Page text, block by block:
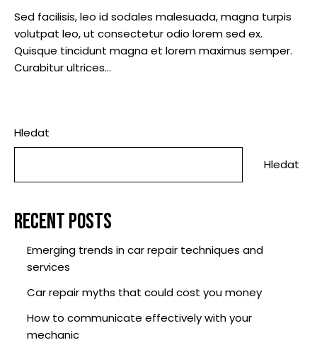
Sed facilisis, leo id sodales malesuada, magna turpis
volutpat leo, ut consectetur odio lorem sed ex.
Quisque tincidunt magna et lorem maximus semper.
Curabitur ultrices…
Hledat
Hledat
RECENT POSTS
Emerging trends in car repair techniques and
services
Car repair myths that could cost you money
How to communicate effectively with your
mechanic